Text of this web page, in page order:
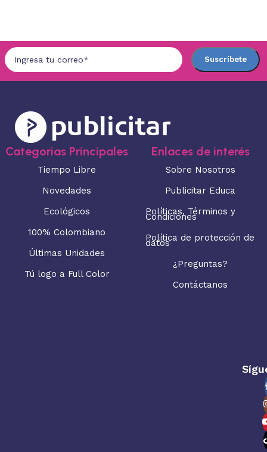
Categorias Principales
Tiempo Libre
Novedades
Ecológicos
100% Colombiano
Últimas Unidades
Tú logo a Full Color
Enlaces de interés
Sobre Nosotros
Publicitar Educa
Políticas, Términos y
Condiciones
Política de protección de
datos
¿Preguntas?
Contáctanos